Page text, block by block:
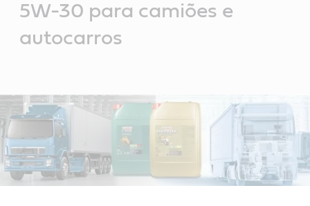
5W-30 para camiões e
autocarros